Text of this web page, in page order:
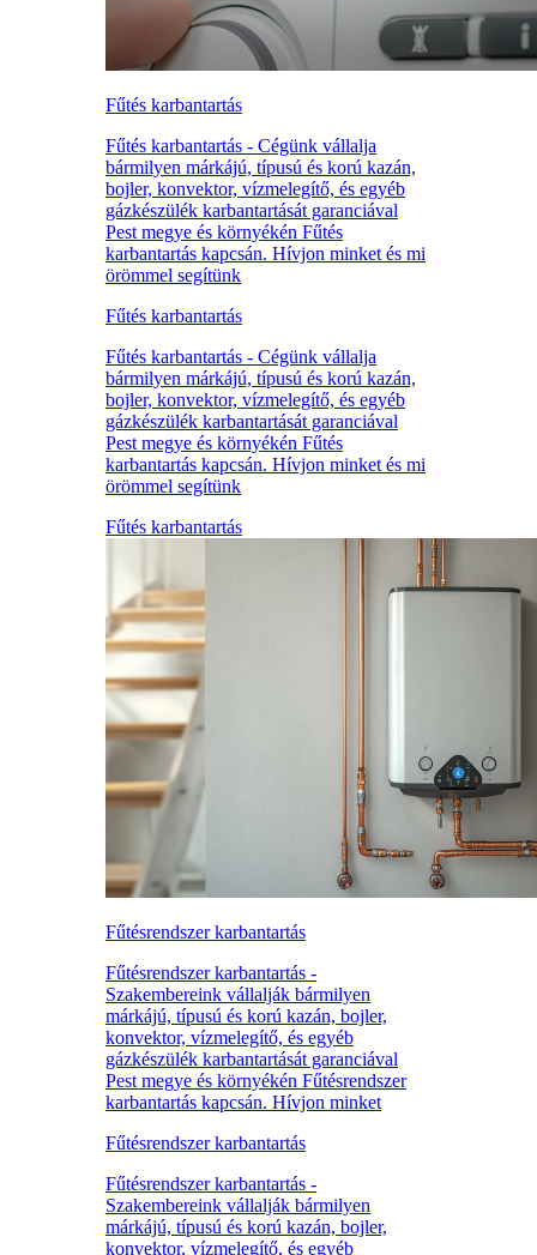
Fűtés karbantartás
Fűtés karbantartás - Cégünk vállalja
bármilyen márkájú, típusú és korú kazán,
bojler, konvektor, vízmelegítő, és egyéb
gázkészülék karbantartását garanciával
Pest megye és környékén Fűtés
karbantartás kapcsán. Hívjon minket és mi
örömmel segítünk
Fűtés karbantartás
Fűtés karbantartás - Cégünk vállalja
bármilyen márkájú, típusú és korú kazán,
bojler, konvektor, vízmelegítő, és egyéb
gázkészülék karbantartását garanciával
Pest megye és környékén Fűtés
karbantartás kapcsán. Hívjon minket és mi
örömmel segítünk
Fűtés karbantartás
Fűtésrendszer karbantartás
Fűtésrendszer karbantartás -
Szakembereink vállalják bármilyen
márkájú, típusú és korú kazán, bojler,
konvektor, vízmelegítő, és egyéb
gázkészülék karbantartását garanciával
Pest megye és környékén Fűtésrendszer
karbantartás kapcsán. Hívjon minket
Fűtésrendszer karbantartás
Fűtésrendszer karbantartás -
Szakembereink vállalják bármilyen
márkájú, típusú és korú kazán, bojler,
konvektor, vízmelegítő, és egyéb